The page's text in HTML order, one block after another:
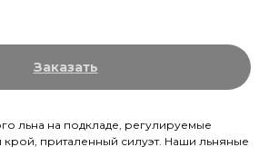
Заказать
льна на подкладе, регулируемые
приталенный силуэт. Наши льняные